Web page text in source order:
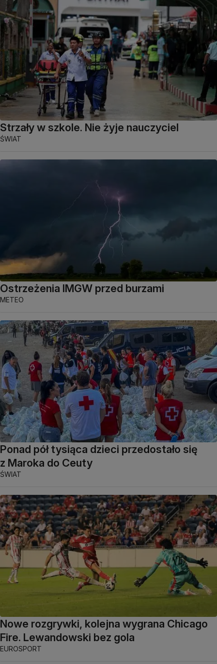
Strzały w szkole. Nie żyje nauczyciel
ŚWIAT
Ostrzeżenia IMGW przed burzami
METEO
Ponad pół tysiąca dzieci przedostało się
z Maroka do Ceuty
ŚWIAT
Nowe rozgrywki, kolejna wygrana Chicago
Fire. Lewandowski bez gola
EUROSPORT